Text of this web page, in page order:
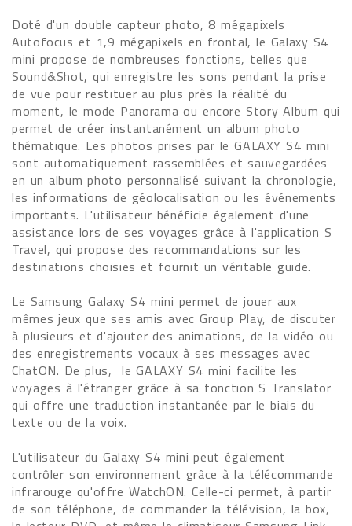
Doté d'un double capteur photo, 8 mégapixels
Autofocus et 1,9 mégapixels en frontal, le Galaxy S4
mini propose de nombreuses fonctions, telles que
Sound&Shot, qui enregistre les sons pendant la prise
de vue pour restituer au plus près la réalité du
moment, le mode Panorama ou encore Story Album qui
permet de créer instantanément un album photo
thématique. Les photos prises par le GALAXY S4 mini
sont automatiquement rassemblées et sauvegardées
en un album photo personnalisé suivant la chronologie,
les informations de géolocalisation ou les événements
importants. L'utilisateur bénéficie également d'une
assistance lors de ses voyages grâce à l'application S
Travel, qui propose des recommandations sur les
destinations choisies et fournit un véritable guide.
Le Samsung Galaxy S4 mini permet de jouer aux
mêmes jeux que ses amis avec Group Play, de discuter
à plusieurs et d'ajouter des animations, de la vidéo ou
des enregistrements vocaux à ses messages avec
ChatON. De plus, le GALAXY S4 mini facilite les
voyages à l'étranger grâce à sa fonction S Translator
qui offre une traduction instantanée par le biais du
texte ou de la voix.
L'utilisateur du Galaxy S4 mini peut également
contrôler son environnement grâce à la télécommande
infrarouge qu'offre WatchON. Celle-ci permet, à partir
de son téléphone, de commander la télévision, la box,